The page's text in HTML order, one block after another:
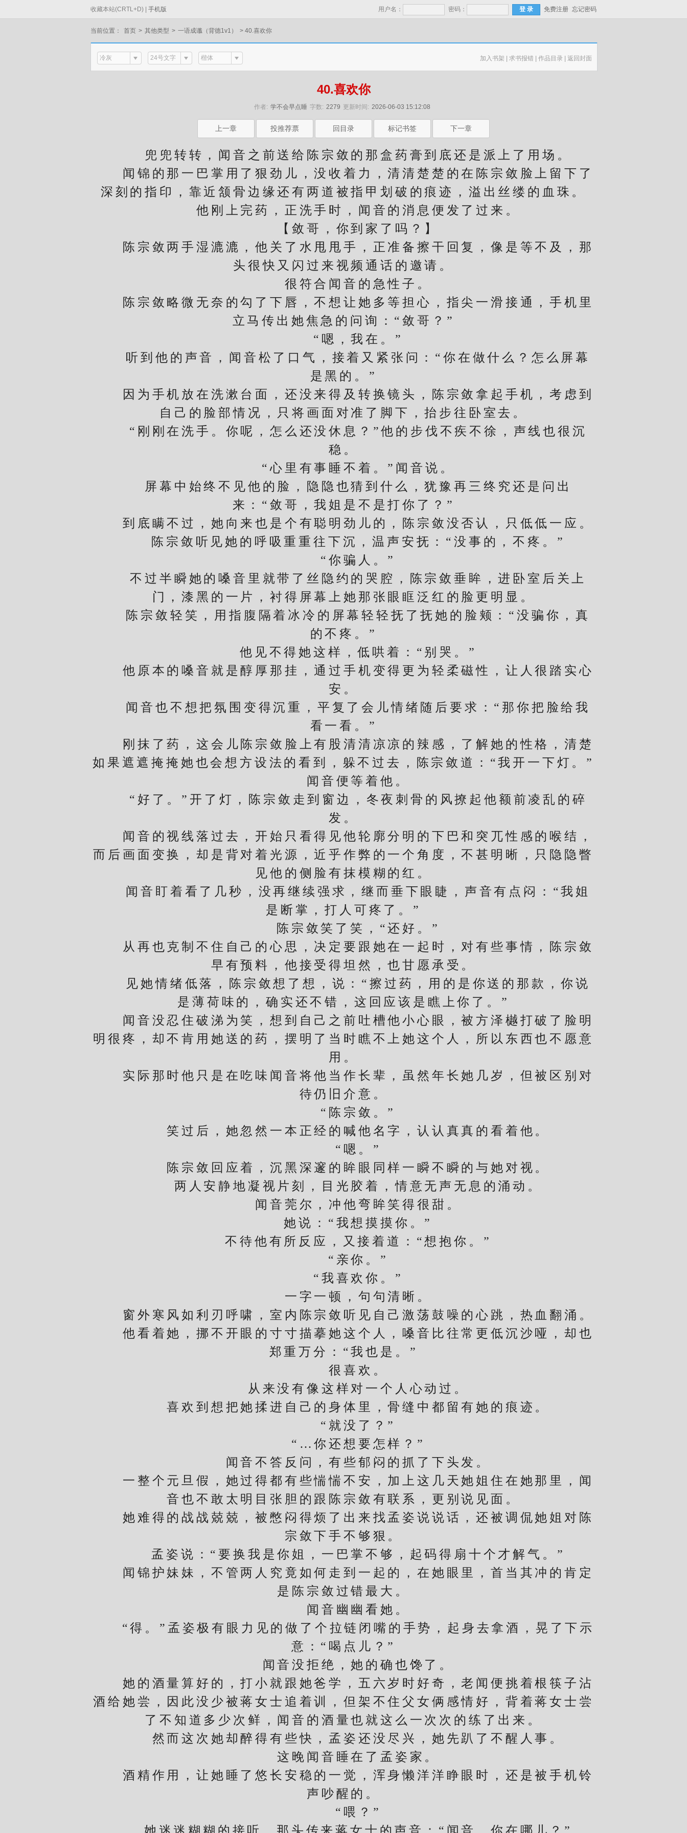
收藏本站(CRTL+D) | 手机版 用户名： 密码： 免费注册 忘记密码
当前位置： 首页 > 其他类型 > 一语成谶（背德1v1） > 40.喜欢你
冷灰 24号文字 楷体 加入书架 | 求书报错 | 作品目录 | 返回封面
40.喜欢你
作者: 学不会早点睡 字数: 2279 更新时间: 2026-06-03 15:12:08
上一章 投推荐票 回目录 标记书签 下一章
兜兜转转，闻音之前送给陈宗敛的那盒药膏到底还是派上了用场。
闻锦的那一巴掌用了狠劲儿，没收着力，清清楚楚的在陈宗敛脸上留下了
深刻的指印，靠近颔骨边缘还有两道被指甲划破的痕迹，溢出丝缕的血珠。
他刚上完药，正洗手时，闻音的消息便发了过来。
【敛哥，你到家了吗？】
陈宗敛两手湿漉漉，他关了水甩甩手，正准备擦干回复，像是等不及，那
头很快又闪过来视频通话的邀请。
很符合闻音的急性子。
陈宗敛略微无奈的勾了下唇，不想让她多等担心，指尖一滑接通，手机里
立马传出她焦急的问询：“敛哥？”
“嗯，我在。”
听到他的声音，闻音松了口气，接着又紧张问：“你在做什么？怎么屏幕
是黑的。”
因为手机放在洗漱台面，还没来得及转换镜头，陈宗敛拿起手机，考虑到
自己的脸部情况，只将画面对准了脚下，抬步往卧室去。
“刚刚在洗手。你呢，怎么还没休息？”他的步伐不疾不徐，声线也很沉
稳。
“心里有事睡不着。”闻音说。
屏幕中始终不见他的脸，隐隐也猜到什么，犹豫再三终究还是问出
来：“敛哥，我姐是不是打你了？”
到底瞒不过，她向来也是个有聪明劲儿的，陈宗敛没否认，只低低一应。
陈宗敛听见她的呼吸重重往下沉，温声安抚：“没事的，不疼。”
“你骗人。”
不过半瞬她的嗓音里就带了丝隐约的哭腔，陈宗敛垂眸，进卧室后关上
门，漆黑的一片，衬得屏幕上她那张眼眶泛红的脸更明显。
陈宗敛轻笑，用指腹隔着冰冷的屏幕轻轻抚了抚她的脸颊：“没骗你，真
的不疼。”
他见不得她这样，低哄着：“别哭。”
他原本的嗓音就是醇厚那挂，通过手机变得更为轻柔磁性，让人很踏实心
安。
闻音也不想把氛围变得沉重，平复了会儿情绪随后要求：“那你把脸给我
看一看。”
刚抹了药，这会儿陈宗敛脸上有股清清凉凉的辣感，了解她的性格，清楚
如果遮遮掩掩她也会想方设法的看到，躲不过去，陈宗敛道：“我开一下灯。”
闻音便等着他。
“好了。”开了灯，陈宗敛走到窗边，冬夜刺骨的风撩起他额前凌乱的碎
发。
闻音的视线落过去，开始只看得见他轮廓分明的下巴和突兀性感的喉结，
而后画面变换，却是背对着光源，近乎作弊的一个角度，不甚明晰，只隐隐瞥
见他的侧脸有抹模糊的红。
闻音盯着看了几秒，没再继续强求，继而垂下眼睫，声音有点闷：“我姐
是断掌，打人可疼了。”
陈宗敛笑了笑，“还好。”
从再也克制不住自己的心思，决定要跟她在一起时，对有些事情，陈宗敛
早有预料，他接受得坦然，也甘愿承受。
见她情绪低落，陈宗敛想了想，说：“擦过药，用的是你送的那款，你说
是薄荷味的，确实还不错，这回应该是瞧上你了。”
闻音没忍住破涕为笑，想到自己之前吐槽他小心眼，被方泽樾打破了脸明
明很疼，却不肯用她送的药，摆明了当时瞧不上她这个人，所以东西也不愿意
用。
实际那时他只是在吃味闻音将他当作长辈，虽然年长她几岁，但被区别对
待仍旧介意。
“陈宗敛。”
笑过后，她忽然一本正经的喊他名字，认认真真的看着他。
“嗯。”
陈宗敛回应着，沉黑深邃的眸眼同样一瞬不瞬的与她对视。
两人安静地凝视片刻，目光胶着，情意无声无息的涌动。
闻音莞尔，冲他弯眸笑得很甜。
她说：“我想摸摸你。”
不待他有所反应，又接着道：“想抱你。”
“亲你。”
“我喜欢你。”
一字一顿，句句清晰。
窗外寒风如利刃呼啸，室内陈宗敛听见自己激荡鼓噪的心跳，热血翻涌。
他看着她，挪不开眼的寸寸描摹她这个人，嗓音比往常更低沉沙哑，却也
郑重万分：“我也是。”
很喜欢。
从来没有像这样对一个人心动过。
喜欢到想把她揉进自己的身体里，骨缝中都留有她的痕迹。
“就没了？”
“…你还想要怎样？”
闻音不答反问，有些郁闷的抓了下头发。
一整个元旦假，她过得都有些惴惴不安，加上这几天她姐住在她那里，闻
音也不敢太明目张胆的跟陈宗敛有联系，更别说见面。
她难得的战战兢兢，被憋闷得烦了出来找孟姿说说话，还被调侃她姐对陈
宗敛下手不够狠。
孟姿说：“要换我是你姐，一巴掌不够，起码得扇十个才解气。”
闻锦护妹妹，不管两人究竟如何走到一起的，在她眼里，首当其冲的肯定
是陈宗敛过错最大。
闻音幽幽看她。
“得。”孟姿极有眼力见的做了个拉链闭嘴的手势，起身去拿酒，晃了下示
意：“喝点儿？”
闻音没拒绝，她的确也馋了。
她的酒量算好的，打小就跟她爸学，五六岁时好奇，老闻便挑着根筷子沾
酒给她尝，因此没少被蒋女士追着训，但架不住父女俩感情好，背着蒋女士尝
了不知道多少次鲜，闻音的酒量也就这么一次次的练了出来。
然而这次她却醉得有些快，孟姿还没尽兴，她先趴了不醒人事。
这晚闻音睡在了孟姿家。
酒精作用，让她睡了悠长安稳的一觉，浑身懒洋洋睁眼时，还是被手机铃
声吵醒的。
“喂？”